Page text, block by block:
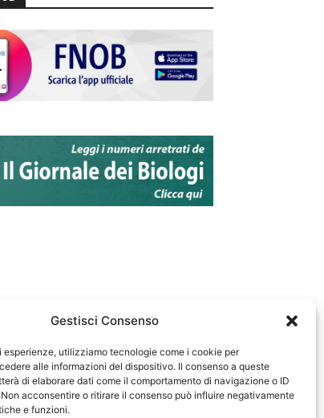
Gestisci Consenso
esperienze, utilizziamo tecnologie come i cookie per
alle informazioni del dispositivo. Il consenso a queste
di elaborare dati come il comportamento di navigazione o ID
acconsentire o ritirare il consenso può influire negativamente
e funzioni.